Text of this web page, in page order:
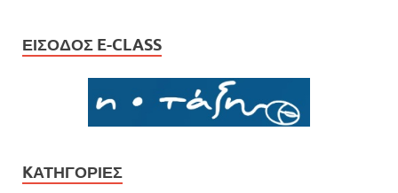
ΕΊΣΟΔΟΣ E-CLASS
KΑΤΗΓΟΡΊΕΣ